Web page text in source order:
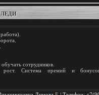
сотрудников.
рост. Система премий и